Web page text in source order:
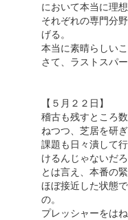
において本当に理想
それぞれの専門分
げる。
本当に素晴らしい
さて、ラストスパー
【５月２２日】
稽古も残すところ
ねつつ、芝居を研
課題も日々潰して
けるんじゃないだろ
とは言え、本番の
ほぼ接近した状態
の。
プレッシャーをは